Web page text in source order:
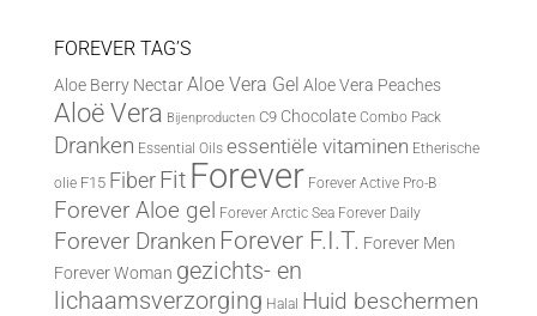
FOREVER TAG’S
Aloe Berry NectarAloe Vera Gel Aloe Vera Peaches
Aloë Vera Bijenproducten C9 Chocolate Combo Pack
Dranken Essential Oils essentiële vitaminen Etherische
olie F15 Fiber Fit Forever Forever Active Pro-B
Forever Aloe gel Forever Arctic Sea Forever Daily
Forever Dranken Forever F.I.T. Forever Men
Forever Woman gezichts- en
lichaamsverzorging Halal Huid beschermen